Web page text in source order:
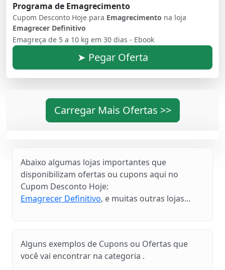
Programa de Emagrecimento
Cupom Desconto Hoje para Emagrecimento na loja
Emagrecer Definitivo
Emagreça de 5 a 10 kg em 30 dias - Ebook
➤ Pegar Oferta
Carregar Mais Ofertas >>
Abaixo algumas lojas importantes que
disponibilizam ofertas ou cupons aqui no
Cupom Desconto Hoje:
Emagrecer Definitivo, e muitas outras lojas...
Alguns exemplos de Cupons ou Ofertas que
você vai encontrar na categoria .